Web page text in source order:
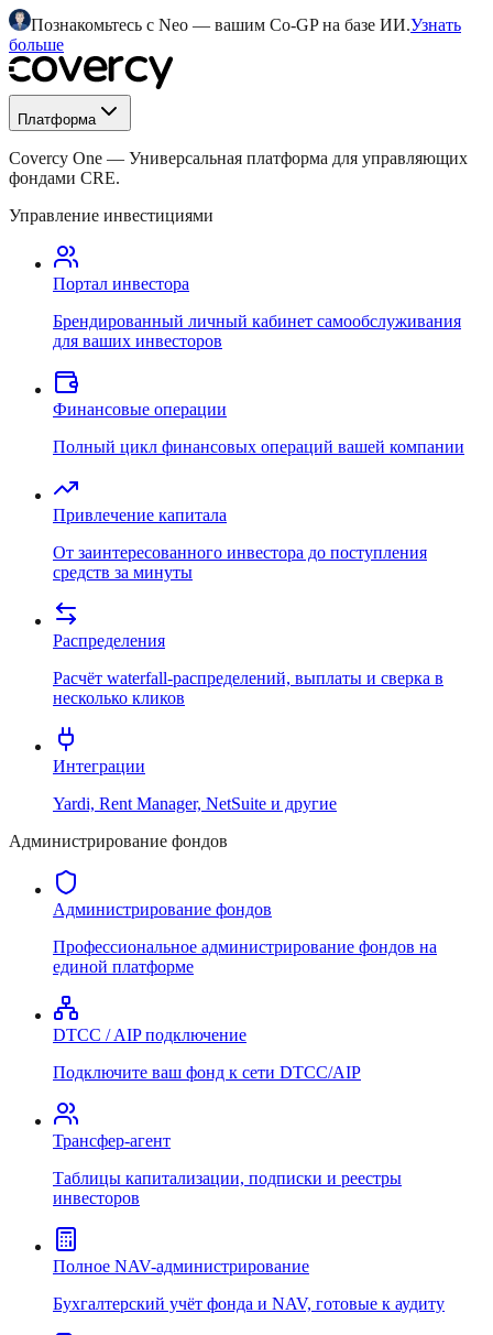
Познакомьтесь с Neo — вашим Co-GP на базе ИИ.Узнать
больше
Платформа
Covercy One — Универсальная платформа для управляющих
фондами CRE.
Управление инвестициями
Портал инвестора
Брендированный личный кабинет самообслуживания
для ваших инвесторов
Финансовые операции
Полный цикл финансовых операций вашей компании
Привлечение капитала
От заинтересованного инвестора до поступления
средств за минуты
Распределения
Расчёт waterfall-распределений, выплаты и сверка в
несколько кликов
Интеграции
Yardi, Rent Manager, NetSuite и другие
Администрирование фондов
Администрирование фондов
Профессиональное администрирование фондов на
единой платформе
DTCC / AIP подключение
Подключите ваш фонд к сети DTCC/AIP
Трансфер-агент
Таблицы капитализации, подписки и реестры
инвесторов
Полное NAV-администрирование
Бухгалтерский учёт фонда и NAV, готовые к аудиту